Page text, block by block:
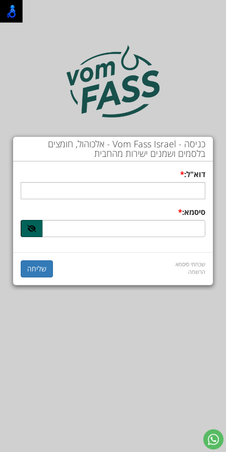
כניסה - Vom Fass Israel - אלכוהול, חומצים
בלסמים ושמנים ישירות מהחבית
דוא"ל:
סיסמא:
שכחתי סיסמא
הרשמה